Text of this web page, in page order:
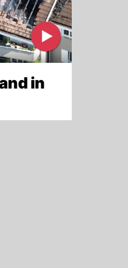
in